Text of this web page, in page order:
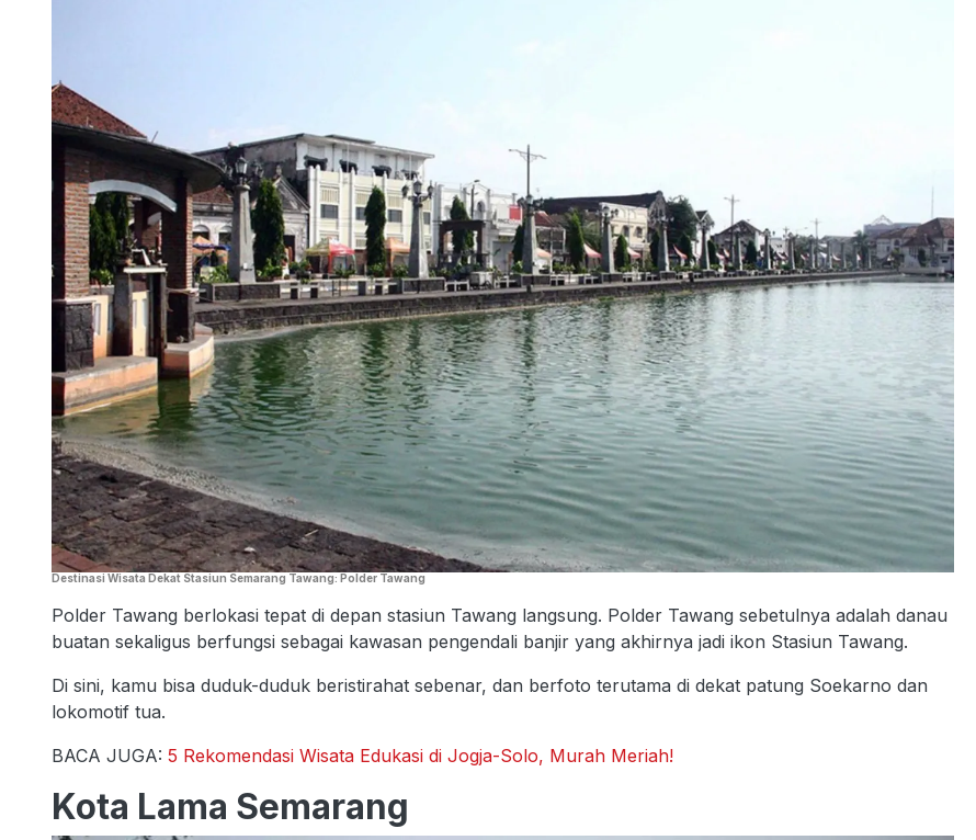
Destinasi Wisata Dekat Stasiun Semarang Tawang: Polder Tawang
Polder Tawang berlokasi tepat di depan stasiun Tawang langsung. Polder Tawang sebetulnya adalah danau
buatan sekaligus berfungsi sebagai kawasan pengendali banjir yang akhirnya jadi ikon Stasiun Tawang.
Di sini, kamu bisa duduk-duduk beristirahat sebenar, dan berfoto terutama di dekat patung Soekarno dan
lokomotif tua.
BACA JUGA: 5 Rekomendasi Wisata Edukasi di Jogja-Solo, Murah Meriah!
Kota Lama Semarang